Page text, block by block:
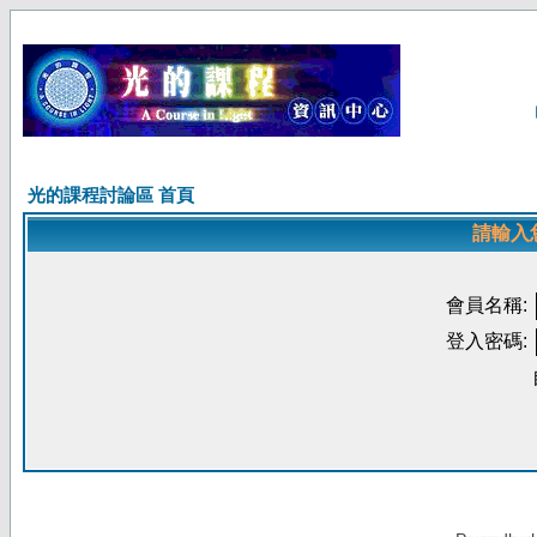
光的課程討論區 首頁
請輸入
會員名稱:
登入密碼: